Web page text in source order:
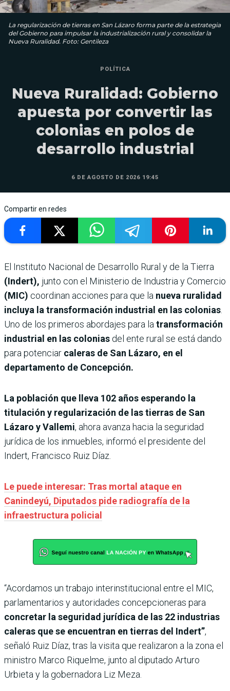
La regularización de tierras en San Lázaro forma parte de la estrategia
del Gobierno para impulsar la industrialización rural y consolidar la
Nueva Ruralidad. Foto: Gentileza
POLÍTICA
Nueva Ruralidad: Gobierno
apuesta por convertir las
colonias en polos de
desarrollo industrial
6 DE AGOSTO DE 2026 19:45
Compartir en redes
El Instituto Nacional de Desarrollo Rural y de la Tierra
(Indert), junto con el Ministerio de Industria y Comercio
(MIC) coordinan acciones para que la nueva ruralidad
incluya la transformación industrial en las colonias.
Uno de los primeros abordajes para latransformación
industrial en las colonias del ente rural se está dando
para potenciar caleras de San Lázaro, en el
departamento de Concepción.
La población que lleva 102 años esperando la
titulación y regularización de las tierras de San
Lázaro y Vallemi, ahora avanza hacia la seguridad
jurídica de los inmuebles, informó el presidente del
Indert, Francisco Ruiz Díaz.
Le puede interesar: Tras mortal ataque en
Canindeyú, Diputados pide radiografía de la
infraestructura policial
“Acordamos un trabajo interinstitucional entre el MIC,
parlamentarios y autoridades concepcioneras para
concretar la seguridad jurídica de las 22 industrias
caleras que se encuentran en tierras del Indert”,
señaló Ruiz Díaz, tras la visita que realizaron a la zona el
ministro Marco Riquelme, junto al diputado Arturo
Urbieta y la gobernadora Liz Meza.